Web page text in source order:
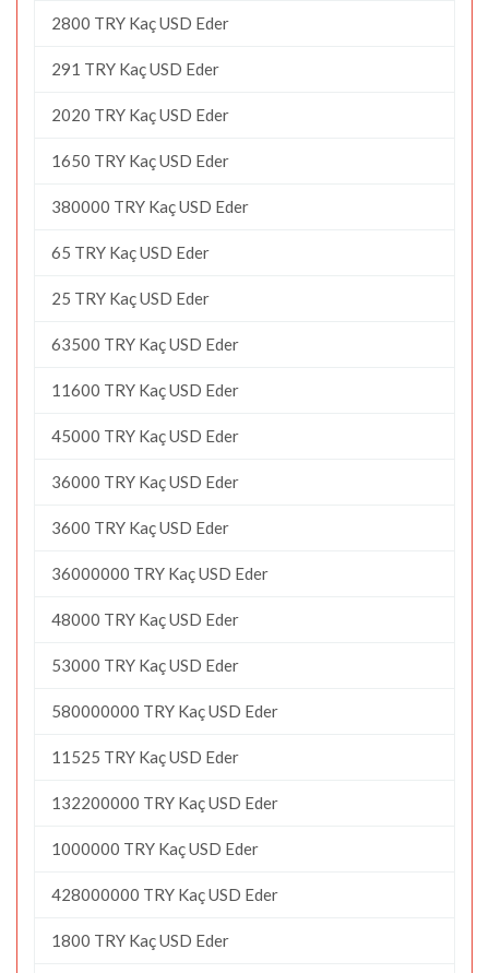
2800 TRY Kaç USD Eder
291 TRY Kaç USD Eder
2020 TRY Kaç USD Eder
1650 TRY Kaç USD Eder
380000 TRY Kaç USD Eder
65 TRY Kaç USD Eder
25 TRY Kaç USD Eder
63500 TRY Kaç USD Eder
11600 TRY Kaç USD Eder
45000 TRY Kaç USD Eder
36000 TRY Kaç USD Eder
3600 TRY Kaç USD Eder
36000000 TRY Kaç USD Eder
48000 TRY Kaç USD Eder
53000 TRY Kaç USD Eder
580000000 TRY Kaç USD Eder
11525 TRY Kaç USD Eder
132200000 TRY Kaç USD Eder
1000000 TRY Kaç USD Eder
428000000 TRY Kaç USD Eder
1800 TRY Kaç USD Eder